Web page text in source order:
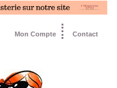
Contact
Mon Compte